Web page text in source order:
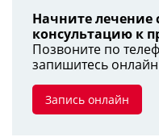
Начните лечение
консультацию к
Позвоните по
запишитесь онлайн
Запись онлайн